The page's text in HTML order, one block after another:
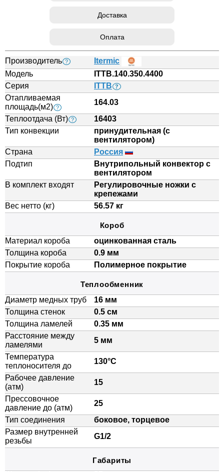
Доставка
Оплата
Производитель ?
Itermic
Модель
ITTB.140.350.4400
Серия
ITTB ?
Отапливаемая
площадь(м2) ?
164.03
Теплоотдача (Вт) ?
16403
Тип конвекции
принудительная (с
вентилятором)
Страна
Россия
Подтип
Внутрипольный конвектор с
вентилятором
В комплект входят
Регулировочные ножки с
крепежами
Вес нетто (кг)
56.57 кг
Короб
Материал короба
оцинкованная сталь
Толщина короба
0.9 мм
Покрытие короба
Полимерное покрытие
Теплообменник
Диаметр медных труб
16 мм
Толщина стенок
0.5 см
Толщина ламелей
0.35 мм
Расстояние между
ламелями
5 мм
Температура
теплоносителя до
130°C
Рабочее давление
(атм)
15
Прессовочное
давление до (атм)
25
Тип соединения
боковое, торцевое
Размер внутренней
резьбы
G1/2
Габариты